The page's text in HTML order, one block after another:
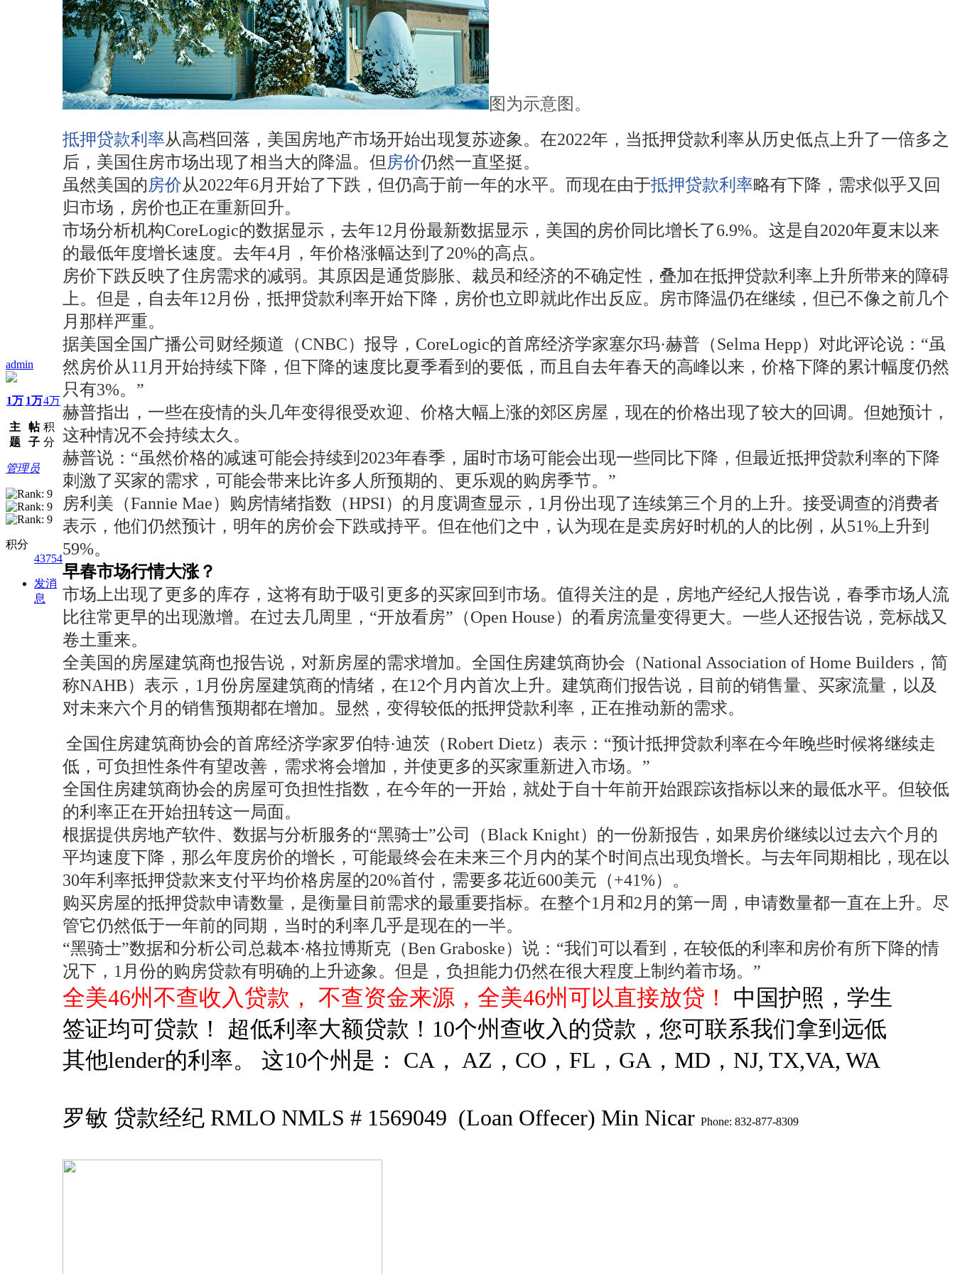
admin
1万
主
题
1万
帖
子
4万
积
分
管理员
积分
43754
发消
息
图为示意图。
抵押贷款利率从高档回落，美国房地产市场开始出现复苏迹象。在2022年，当抵押贷款利率从历史低点上升了一倍多之
后，美国住房市场出现了相当大的降温。但 房价仍然一直坚挺。
虽然美国的房价从2022年6月开始了下跌，但仍高于前一年的水平。而现在由于抵押贷款利率略有下降，需求似乎又回
归市场，房价也正在重新回升。
市场分析机构CoreLogic的数据显示，去年12月份最新数据显示，美国的房价同比增长了6.9%。这是自2020年夏末以来
的最低年度增长速度。去年4月，年价格涨幅达到了20%的高点。
房价下跌反映了住房需求的减弱。其原因是通货膨胀、裁员和经济的不确定性，叠加在抵押贷款利率上升所带来的障碍
上。但是，自去年12月份，抵押贷款利率开始下降，房价也立即就此作出反应。房市降温仍在继续，但已不像之前几个
月那样严重。
据美国全国广播公司财经频道（CNBC）报导，CoreLogic的首席经济学家塞尔玛·赫普（Selma Hepp）对此评论说：“虽
然房价从11月开始持续下降，但下降的速度比夏季看到的要低，而且自去年春天的高峰以来，价格下降的累计幅度仍然
只有3%。”
赫普指出，一些在疫情的头几年变得很受欢迎、价格大幅上涨的郊区房屋，现在的价格出现了较大的回调。但她预计，
这种情况不会持续太久。
赫普说：“虽然价格的减速可能会持续到2023年春季，届时市场可能会出现一些同比下降，但最近抵押贷款利率的下降
刺激了买家的需求，可能会带来比许多人所预期的、更乐观的购房季节。”
房利美（Fannie Mae）购房情绪指数（HPSI）的月度调查显示，1月份出现了连续第三个月的上升。接受调查的消费者
表示，他们仍然预计，明年的房价会下跌或持平。但在他们之中，认为现在是卖房好时机的人的比例，从51%上升到
59%。
早春市场行情大涨？
市场上出现了更多的库存，这将有助于吸引更多的买家回到市场。值得关注的是，房地产经纪人报告说，春季市场人流
比往常更早的出现激增。在过去几周里，“开放看房”（Open House）的看房流量变得更大。一些人还报告说，竞标战又
卷土重来。
全美国的房屋建筑商也报告说，对新房屋的需求增加。全国住房建筑商协会（National Association of Home Builders，简
称NAHB）表示，1月份房屋建筑商的情绪，在12个月内首次上升。建筑商们报告说，目前的销售量、买家流量，以及
对未来六个月的销售预期都在增加。显然，变得较低的抵押贷款利率，正在推动新的需求。
全国住房建筑商协会的首席经济学家罗伯特·迪茨（Robert Dietz）表示：“预计抵押贷款利率在今年晚些时候将继续走
低，可负担性条件有望改善，需求将会增加，并使更多的买家重新进入市场。”
全国住房建筑商协会的房屋可负担性指数，在今年的一开始，就处于自十年前开始跟踪该指标以来的最低水平。但较低
的利率正在开始扭转这一局面。
根据提供房地产软件、数据与分析服务的“黑骑士”公司（Black Knight）的一份新报告，如果房价继续以过去六个月的
平均速度下降，那么年度房价的增长，可能最终会在未来三个月内的某个时间点出现负增长。与去年同期相比，现在以
30年利率抵押贷款来支付平均价格房屋的20%首付，需要多花近600美元（+41%）。
购买房屋的抵押贷款申请数量，是衡量目前需求的最重要指标。在整个1月和2月的第一周，申请数量都一直在上升。尽
管它仍然低于一年前的同期，当时的利率几乎是现在的一半。
“黑骑士”数据和分析公司总裁本·格拉博斯克（Ben Graboske）说：“我们可以看到，在较低的利率和房价有所下降的情
况下，1月份的购房贷款有明确的上升迹象。但是，负担能力仍然在很大程度上制约着市场。”
全美46州不查收入贷款， 不查资金来源，全美46州可以直接放贷！ 中国护照，学生
签证均可贷款！ 超低利率大额贷款！ 10个州查收入的贷款，您可联系我们拿到远低
其他lender的利率。 这10个州是： CA， AZ，CO，FL，GA，MD，NJ, TX,VA, WA
罗敏 贷款经纪 RMLO NMLS # 1569049 (Loan Offecer) Min Nicar Phone: 832-877-8309